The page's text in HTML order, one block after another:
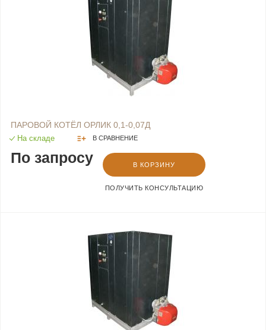
ПАРОВОЙ КОТЁЛ ОРЛИК 0,1-0,07Д
На складе В СРАВНЕНИЕ
По запросу В КОРЗИНУ
ПОЛУЧИТЬ КОНСУЛЬТАЦИЮ